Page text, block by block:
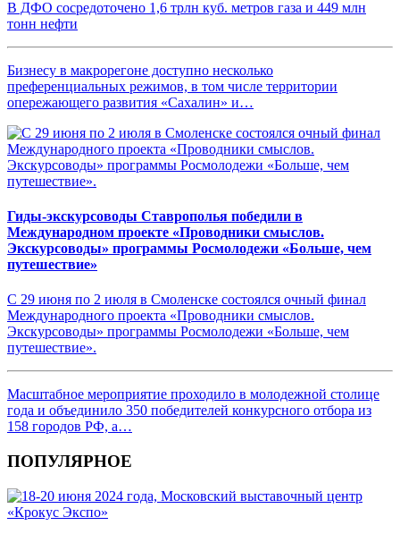
В ДФО сосредоточено 1,6 трлн куб. метров газа и 449 млн
тонн нефти
Бизнесу в макрорегоне доступно несколько
преференциальных режимов, в том числе территории
опережающего развития «Сахалин» и…
Гиды-экскурсоводы Ставрополья победили в
Международном проекте «Проводники смыслов.
Экскурсоводы» программы Росмолодежи «Больше, чем
путешествие»
С 29 июня по 2 июля в Смоленске состоялся очный финал
Международного проекта «Проводники смыслов.
Экскурсоводы» программы Росмолодежи «Больше, чем
путешествие».
Масштабное мероприятие проходило в молодежной столице
года и объединило 350 победителей конкурсного отбора из
158 городов РФ, а…
ПОПУЛЯРНОЕ